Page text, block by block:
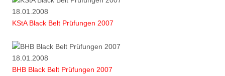
18.01.2008
KStA Black Belt Prüfungen 2007
18.01.2008
BHB Black Belt Prüfungen 2007